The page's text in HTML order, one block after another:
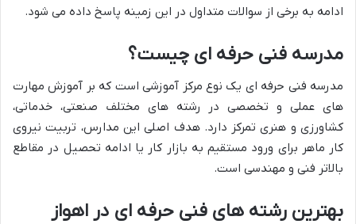
ادامه به برخی از سوالات متداول در این زمینه پاسخ داده می شود.
مدرسه فنی حرفه ای چیست؟
مدرسه فنی حرفه ای یک نوع مرکز آموزشی است که بر آموزش مهارت
های عملی و تخصصی در رشته های مختلف صنعتی، خدماتی،
کشاورزی و هنری تمرکز دارد. هدف اصلی این مدارس، تربیت نیروی
کار ماهر برای ورود مستقیم به بازار کار یا ادامه تحصیل در مقاطع
بالاتر فنی و مهندسی است.
بهترین رشته های فنی حرفه ای در اهواز